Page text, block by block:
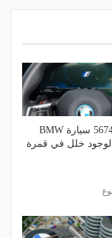
استدعاء 5674 سيارة BMW
لوجود خلل في قمرة